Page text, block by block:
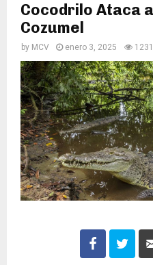
Cocodrilo Ataca
Cozumel
by MCV enero 3, 2025 1231